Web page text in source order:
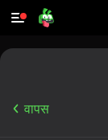
वापस